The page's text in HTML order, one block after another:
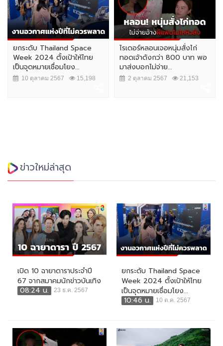
ยกระดับ Thailand Space
Week 2024 ตั้งเป้าให้ไทย
เป็นจุดหมายเชื่อมโยง...
10 ตุลาคม 2567 15,198
ไรเดอร์หลอนเจอหนุ่มสั่งไก่
ทอดเจ้าดังกว่า 800 บาท พอ
มาส่งบอกไม่จ่าย...
2 ตุลาคม 2567 21,153
ข่าวใหม่ล่าสุด
เปิด 10 ฉายาดาราประจำปี
67 จากสมาคมนักข่าวบันเทิง
08:24 น.
23 ธ.ค. 2567
ยกระดับ Thailand Space
Week 2024 ตั้งเป้าให้ไทย
เป็นจุดหมายเชื่อมโยง...
10:46 น.
10 ต.ค. 2567